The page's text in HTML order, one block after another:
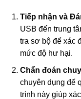
Tiếp nhận và
USB đến trung
tra sơ bộ để xác
mức độ hư hại.
Chẩn đoán
chuyên dụng để
trình này giúp